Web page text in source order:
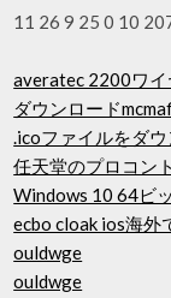
11 26 9 25 0 10
averatec 2200ワ
ダウンロード
.icoファイルをダ
任天堂のプロコン
Windows 10 64ビ
ecbo cloak ios海外
ouldwge
ouldwge